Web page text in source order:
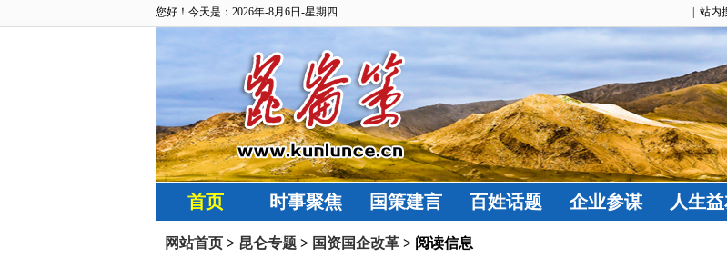
您好！今天是：2026年-8月6日-星期四 | 站内
首页 时事聚焦 国策建言 百姓话题 企业参谋 人生
网站首页 > 昆仑专题 > 国资国企改革 > 阅读信息